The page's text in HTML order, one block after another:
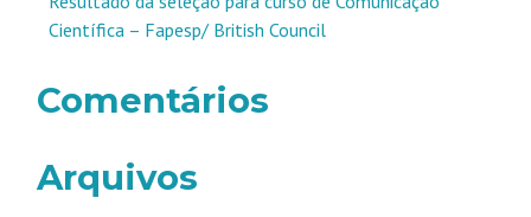
Científica – Fapesp/ British Council
Comentários
Arquivos